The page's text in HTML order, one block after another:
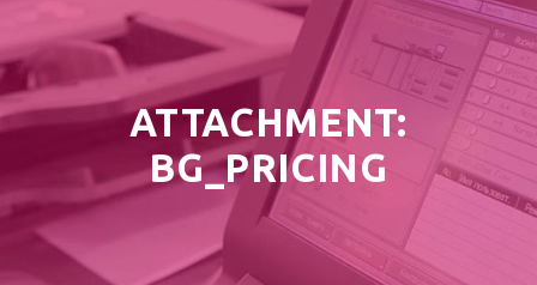
ATTACHMENT:
BG_PRICING